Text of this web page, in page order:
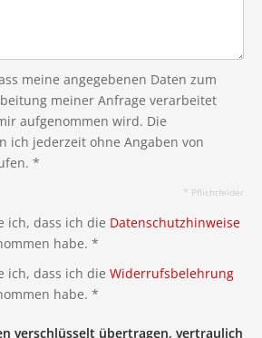
meine angegebenen Daten zum
meiner Anfrage verarbeitet
aufgenommen wird. Die
ich jederzeit ohne Angaben von
*
* Pflichtfelder
ich, dass ich die Datenschutzhinweise
habe. *
ich, dass ich die Widerrufsbelehrung
habe. *
verschlüsselt übertragen, vertraulich